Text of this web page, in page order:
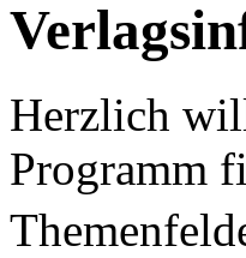
Herzlich
Programm